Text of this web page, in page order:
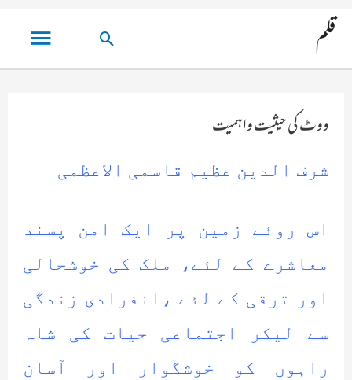
قلم
مین
مینو
تلاش
کریں۔
ووٹ کی حیثیت واہمیت
شرف الدین عظیم قاسمی الاعظمی
اس روئے زمین پر ایک امن پسند
معاشرے کے لئے، ملک کی خوشحالی
اور ترقی کے لئے ،انفرادی زندگی
سے لیکر اجتماعی حیات کی شاہ
راہوں کو خوشگوار اور آسان